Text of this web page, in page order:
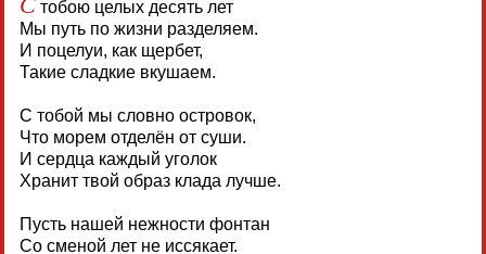
тобою целых десять лет
Мы путь по жизни разделяем.
И поцелуи, как щербет,
Такие сладкие вкушаем.
С тобой мы словно островок,
Что морем отделён от суши.
И сердца каждый уголок
Хранит твой образ клада лучше.
Пусть нашей нежности фонтан
Со сменой лет не иссякает.